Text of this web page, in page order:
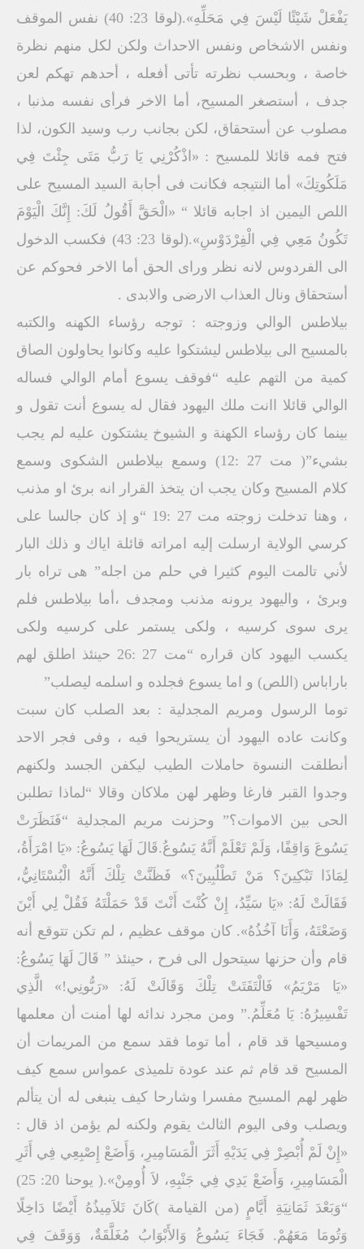
يَفْعَلْ شَيْئًا لَيْسَ فِي مَحَلِّهِ».(لوقا 23: 40) نفس الموقف
ونفس الاشخاص ونفس الاحداث ولكن لكل منهم نظرة
خاصة ، وبحسب نظرته تأتى أفعله ، أحدهم تهكم لعن
جدف ، أستصغر المسيح، أما الاخر فرأى نفسه مذنبا ،
مصلوب عن أستحقاق، لكن بجانب رب وسيد الكون، لذا
فتح فمه قائلا للمسيح : «اذْكُرْنِي يَا رَبُّ مَتَى جِئْتَ فِي
مَلَكُوتِكَ» أما النتيجه فكانت فى أجابة السيد المسيح على
اللص اليمين اذ اجابه قائلا “ «الْحَقَّ أَقُولُ لَكَ: إِنَّكَ الْيَوْمَ
تَكُونُ مَعِي فِي الْفِرْدَوْسِ».(لوقا 23: 43) فكسب الدخول
الى الفردوس لانه نظر وراى الحق أما الاخر فحوكم عن
أستحقاق ونال العذاب الارضى والابدى .
بيلاطس الوالي وزوجته : توجه رؤساء الكهنه والكتبه
بالمسيح الى بيلاطس ليشتكوا عليه وكانوا يحاولون الصاق
كمية من التهم عليه “فوقف يسوع أمام الوالي فساله
الوالي قائلا اانت ملك اليهود فقال له يسوع أنت تقول و
بينما كان رؤساء الكهنة و الشيوخ يشتكون عليه لم يجب
بشيء”( مت 27 :12) وسمع بيلاطس الشكوى وسمع
كلام المسيح وكان يجب ان يتخذ القرار انه برئ او مذنب
، وهنا تدخلت زوجته مت 27 :19 “و إذ كان جالسا على
كرسي الولاية ارسلت إليه امراته قائلة اياك و ذلك البار
لأني تالمت اليوم كثيرا في حلم من اجله” هى تراه بار
وبرئ ، واليهود يرونه مذنب ومجدف ،أما بيلاطس فلم
يرى سوى كرسيه ، ولكى يستمر على كرسيه ولكى
يكسب اليهود كان قراره “مت 27 :26 حينئذ اطلق لهم
باراباس (اللص) و اما يسوع فجلده و اسلمه ليصلب”
توما الرسول ومريم المجدلية : بعد الصلب كان سبت
وكانت عاده اليهود أن يستريحوا فيه ، وفى فجر الاحد
أنطلقت النسوة حاملات الطيب ليكفن الجسد ولكنهم
وجدوا القبر فارغا وظهر لهن ملاكان وقالا “لماذا تطلبن
الحى بين الاموات؟” وحزنت مريم المجدلية “فَنَظَرَتْ
يَسُوعَ وَاقِفًا، وَلَمْ تَعْلَمْ أَنَّهُ يَسُوعُ.قَالَ لَهَا يَسُوعُ: «يَا امْرَأَةُ،
لِمَاذَا تَبْكِينَ؟ مَنْ تَطْلُبِينَ؟» فَظَنَّتْ تِلْكَ أَنَّهُ الْبُسْتَانِيُّ،
فَقَالَتْ لَهُ: «يَا سَيِّدُ، إِنْ كُنْتَ أَنْتَ قَدْ حَمَلْتَهُ فَقُلْ لِي أَيْنَ
وَضَعْتَهُ، وَأَنَا آخُذُهُ». كان موقف عظيم ، لم تكن تتوقع أنه
قام وأن حزنها سيتحول الى فرح ، حينئذ ” قَالَ لَهَا يَسُوعُ:
«يَا مَرْيَمُ» فَالْتَفَتَتْ تِلْكَ وَقَالَتْ لَهُ: «رَبُّونِي!» الَّذِي
تَفْسِيرُهُ: يَا مُعَلِّمُ.” ومن مجرد ندائه لها أمنت أن معلمها
ومسيحها قد قام ، أما توما فقد سمع من المريمات أن
المسيح قد قام ثم عند عودة تلميذى عمواس سمع كيف
ظهر لهم المسيح مفسرا وشارحا كيف ينبغى له أن يتألم
ويصلب وفى اليوم الثالث يقوم ولكنه لم يؤمن اذ قال :
«إِنْ لَمْ أُبْصِرْ فِي يَدَيْهِ أَثَرَ الْمَسَامِيرِ، وَأَضَعْ إِصْبِعِي فِي أَثَرِ
الْمَسَامِيرِ، وَأَضَعْ يَدِي فِي جَنْبِهِ، لاَ أُومِنْ».( يوحنا 20: 25)
“وَبَعْدَ ثَمَانِيَةِ أَيَّامٍ (من القيامة )كَانَ تَلاَمِيذُهُ أَيْضًا دَاخِلًا
وَتُومَا مَعَهُمْ. فَجَاءَ يَسُوعُ وَالأَبْوَابُ مُغَلَّقَةٌ، وَوَقَفَ فِي